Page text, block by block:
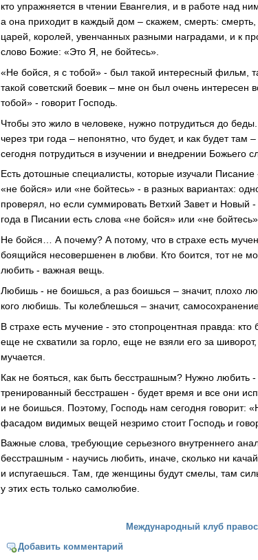
кто упражняется в чтении Евангелия, и в работе над
а она приходит в каждый дом – скажем, смерть:
царей, королей, увенчанных разными наградами, и к
слово Божие: «Это Я, не бойтесь».
«Не бойся, я с тобой» - был такой интересный фильм,
такой советский боевик – мне он был очень интересен
тобой» - говорит Господь.
Чтобы это жило в человеке, нужно потрудиться до
через три года – непонятно, что будет, и как будет
сегодня потрудиться в изучении и внедрении Божьего
Есть дотошные специалисты, которые изучали
«не бойся» или «не бойтесь» - в разных вариантах:
проверял, но если суммировать Ветхий Завет и Новый
года в Писании есть слова «не бойся» или «не
Не бойся… А почему? А потому, что в страхе есть
боящийся несовершенен в любви. Кто боится, тот не
любить - важная вещь.
Любишь - не боишься, а раз боишься – значит, плохо
кого любишь. Ты колеблешься – значит,
В страхе есть мучение - это стопроцентная правда:
еще не схватили за горло, еще не взяли его за
мучается.
Как не бояться, как быть бесстрашным? Нужно
тренированный бесстрашен - будет время и все они
и не боишься. Поэтому, Господь нам сегодня говорит:
фасадом видимых вещей незримо стоит Господь и
Важные слова, требующие серьезного внутреннего
бесстрашным - научись любить, иначе, сколько ни
и испугаешься. Там, где женщины будут смелы, там
у этих есть только самолюбие.
Международный клуб
Добавить комментарий